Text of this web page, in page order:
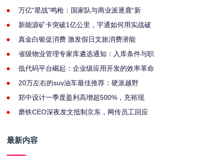
万亿“星战”鸣枪：国家队与商业派逐鹿“新
新能源矿卡突破1亿公里，宇通如何用实战破
真金白银促消费 激发假日文旅消费潜能
省级物业管理专家库遴选通知：入库条件与职
低代码平台崛起：企业级应用开发的效率革命
20万左右的suv油车最佳推荐：硬派越野
郑中设计一季度盈利高增超500%，充裕现
磨铁CEO深夜发文抵制京东，网传员工回应
最新内容